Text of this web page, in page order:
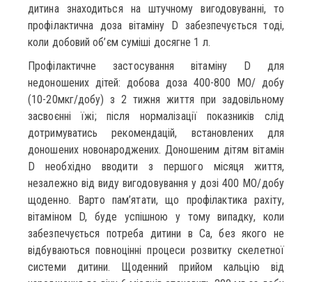
дитина знаходиться на штучному вигодовуванні, то
профілактична доза вітаміну D забезпечується тоді,
коли добовий об’єм суміші досягне 1 л.
Профілактичне застосування вітаміну D для
недоношених дітей: добова доза 400-800 МО/ добу
(10-20мкг/добу) з 2 тижня життя при задовільному
засвоєнні їжі; після нормалізації показників слід
дотримуватись рекомендацій, встановлених для
доношених новонароджених. Доношеним дітям вітамін
D необхідно вводити з першого місяця життя,
незалежно від виду вигодовування у дозі 400 МО/добу
щоденно. Варто пам’ятати, що профілактика рахіту,
вітаміном D, буде успішною у тому випадку, коли
забезпечується потреба дитини в Ca, без якого не
відбуваються повноцінні процеси розвитку скелетної
системи дитини. Щоденний прийом кальцію від